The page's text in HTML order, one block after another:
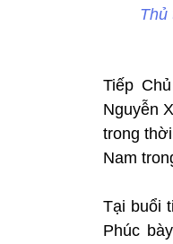
Thủ
Tiếp
Nguyễn
trong
Nam
Tại buổi
Phúc